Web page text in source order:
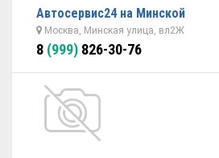
Автосервис24 на Минской
Москва, Минская улица, вл2Ж
8 (999) 826-30-76